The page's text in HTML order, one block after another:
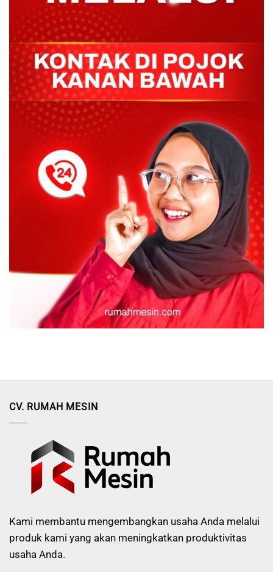
CV. RUMAH MESIN
Kami membantu mengembangkan usaha Anda melalui
produk kami yang akan meningkatkan produktivitas
usaha Anda.